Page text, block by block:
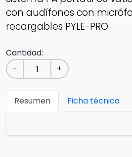
con audífonos con
recargables PYLE-PRO
Cantidad:
-
+
Resumen Ficha técnica